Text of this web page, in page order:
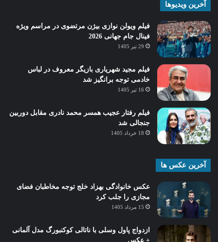
آخرین ویدیوها
فیلم ویولن نوازی بیژن مرتضوی در مراسم ویژه
فینال جام جهانی 2026
29 تیر 1405
فیلم مجید شهریاری بازیگر معروف در لباس
خادمی توجه برانگیز شد
16 تیر 1405
فیلم رفتار عجیب همسر محمد نادری مقابل دوربین
جنجالی شد
18 خرداد 1405
آخرین عکس ها
عکس خانوادگی بهزاد خلج توجه مخاطبان فضای
مجازی را جلب کرد
15 مرداد 1405
ازدواج پاول وسلی با ناتالی کوکنبورگ مدل آلمانی
+ عکس